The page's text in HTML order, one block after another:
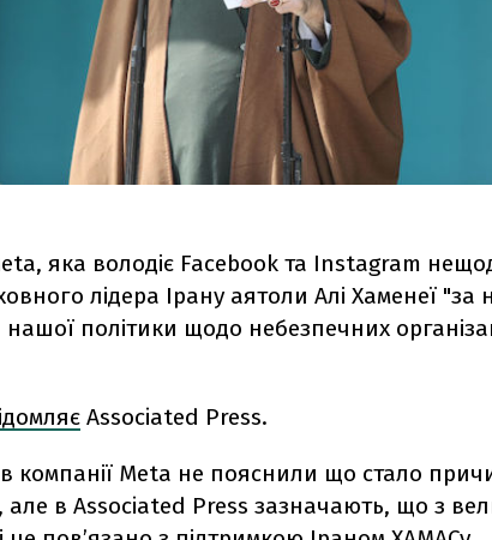
яка володіє Facebook та Instagram
лідера Ірану аятоли Алі Хаменеї "за
політики щодо небезпечних
Associated Press.
компанії Meta не пояснили що стало
але в Associated Press зазначають, що з